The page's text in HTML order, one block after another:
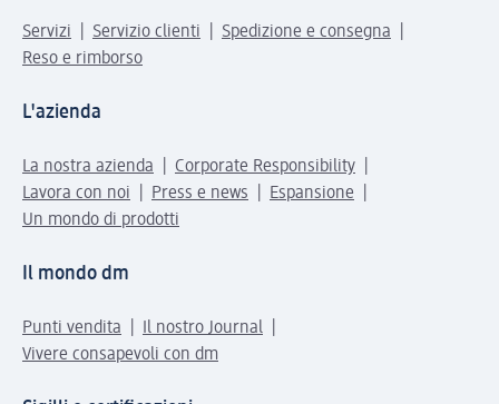
Servizi Servizio clienti
Spedizione e consegna
Reso e rimborso
L'azienda
La nostra azienda
Corporate Responsibility
Lavora con noi
Press e news
Espansione
Un mondo di prodotti
Il mondo dm
Punti vendita
Il nostro Journal
Vivere consapevoli con dm